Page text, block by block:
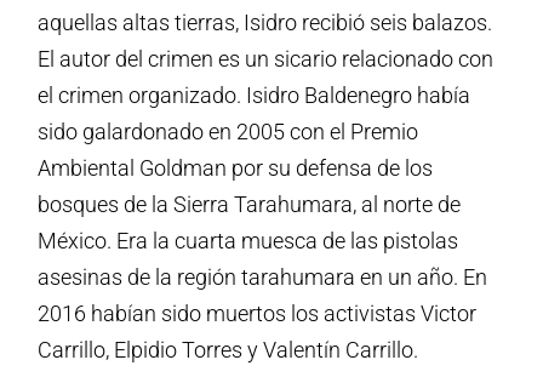
aquellas altas tierras, Isidro recibió seis balazos.
El autor del crimen es un sicario relacionado con
el crimen organizado. Isidro Baldenegro había
sido galardonado en 2005 con el Premio
Ambiental Goldman por su defensa de los
bosques de la Sierra Tarahumara, al norte de
México. Era la cuarta muesca de las pistolas
asesinas de la región tarahumara en un año. En
2016 habían sido muertos los activistas Victor
Carrillo, Elpidio Torres y Valentín Carrillo.